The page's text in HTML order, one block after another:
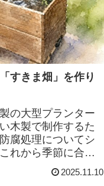
すきま畑」を作り
の大型プランター
木製で制作するた
腐処理についてシ
れから季節に合わ
たい思います。
2025.11.10